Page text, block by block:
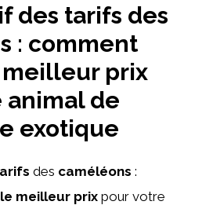
des tarifs des
: comment
prix
animal de
exotique
des caméléons :
meilleur prix pour votre